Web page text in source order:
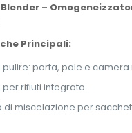
Blender –
Principali:
pulire: porta, pale e camera
per rifiuti integrato
di miscelazione per